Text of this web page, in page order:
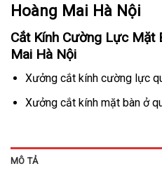
Hoàng Mai Hà Nội
Cắt Kính Cường Lực Mặt
Mai Hà Nội
Xưởng cắt kính cường lực
Xưởng cắt kính mặt bàn ở
MÔ TẢ